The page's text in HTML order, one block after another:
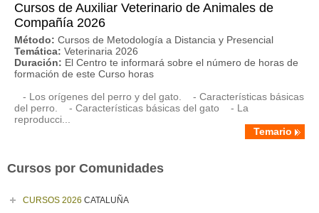
Cursos de Auxiliar Veterinario de Animales de
Compañía 2026
Método: Cursos de Metodología a Distancia y Presencial
Temática: Veterinaria 2026
Duración: El Centro te informará sobre el número de horas de
formación de este Curso horas
- Los orígenes del perro y del gato. - Características básicas
del perro. - Características básicas del gato - La
reproducci...
Temario
Cursos por Comunidades
CURSOS 2026 CATALUÑA